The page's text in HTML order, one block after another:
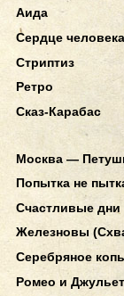
Аида
Сердце человека
Стриптиз
Ретро
Сказ-Карабас
Москва —
Попытка не
Счастливые
Железновы
Серебряное
Ромео и